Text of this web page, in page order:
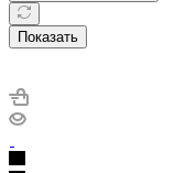
Показать